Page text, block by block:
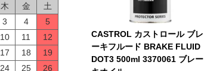
木 金
土
3 4
5
10 11
12
17 18
19
24 25
26
CASTROL カストロール ブレ
ーキフルード BRAKE FLUID
DOT3 500ml 3370061 ブレー